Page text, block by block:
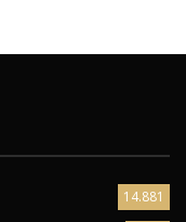
14.881